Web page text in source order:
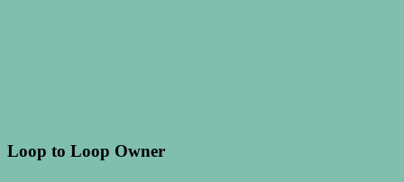
Loop to Loop Owner